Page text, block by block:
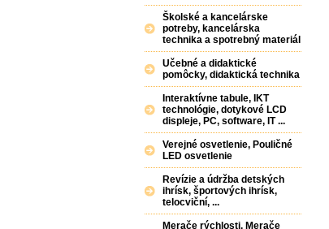
Školské a kancelárske
potreby, kancelárska
technika a spotrebný materiál
Učebné a didaktické
pomôcky, didaktická technika
Interaktívne tabule, IKT
technológie, dotykové LCD
displeje, PC, software, IT ...
Verejné osvetlenie, Pouličné
LED osvetlenie
Revízie a údržba detských
ihrísk, športových ihrísk,
telocviční, ...
Merače rýchlosti, Merače